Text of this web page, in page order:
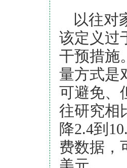
以往对
该定义过
干预措施
量方式是
可避免、
往研究相
降2.4到
费数据，